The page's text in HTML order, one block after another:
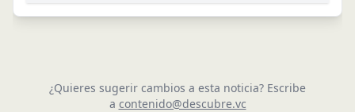
¿Quieres sugerir cambios a esta noticia? Escribe
a contenido@descubre.vc